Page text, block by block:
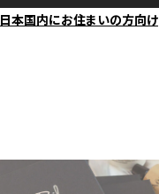
日本国内にお住まいの方向け